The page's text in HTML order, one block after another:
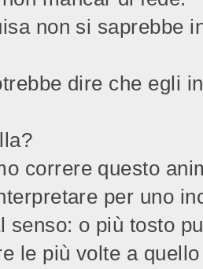
non si saprebbe
dire che egli
correre questo
per uno
senso: o più tosto
le più volte a